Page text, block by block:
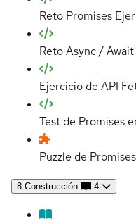
Reto Promises
Reto Async / Await
Ejercicio de API
Test de Promises
Puzzle de Promises
8 Construcción 4